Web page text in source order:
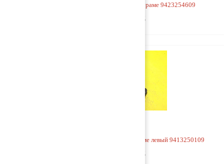
Кронштейн V-образной тяги к раме 9423254609
3 500 руб
Кронштейн V-образной тяги к раме левый 9413250109
2 500 руб